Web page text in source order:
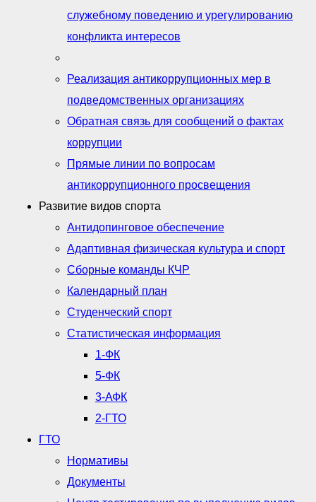
служебному поведению и урегулированию
конфликта интересов
Реализация антикоррупционных мер в
подведомственных организациях
Обратная связь для сообщений о фактах
коррупции
Прямые линии по вопросам
антикоррупционного просвещения
Развитие видов спорта
Антидопинговое обеспечение
Адаптивная физическая культура и спорт
Сборные команды КЧР
Календарный план
Студенческий спорт
Статистическая информация
1-ФК
5-ФК
3-АФК
2-ГТО
ГТО
Нормативы
Документы